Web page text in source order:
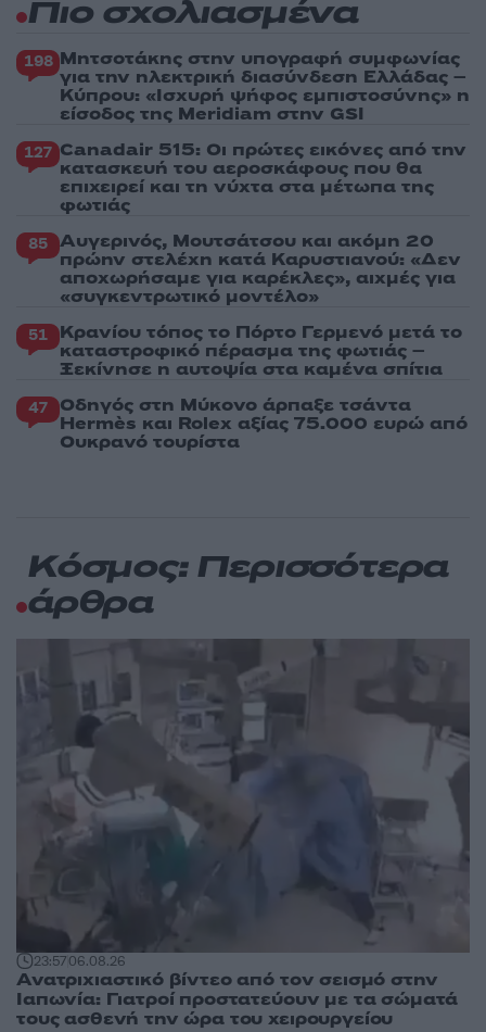
Πιο σχολιασμένα
198 Μητσοτάκης στην υπογραφή συμφωνίας
για την ηλεκτρική διασύνδεση Ελλάδας –
Κύπρου: «Ισχυρή ψήφος εμπιστοσύνης» η
είσοδος της Meridiam στην GSI
127 Canadair 515: Οι πρώτες εικόνες από την
κατασκευή του αεροσκάφους που θα
επιχειρεί και τη νύχτα στα μέτωπα της
φωτιάς
85 Αυγερινός, Μουτσάτσου και ακόμη 20
πρώην στελέχη κατά Καρυστιανού: «Δεν
αποχωρήσαμε για καρέκλες», αιχμές για
«συγκεντρωτικό μοντέλο»
51 Κρανίου τόπος το Πόρτο Γερμενό μετά το
καταστροφικό πέρασμα της φωτιάς –
Ξεκίνησε η αυτοψία στα καμένα σπίτια
47 Οδηγός στη Μύκονο άρπαξε τσάντα
Hermès και Rolex αξίας 75.000 ευρώ από
Ουκρανό τουρίστα
Κόσμος: Περισσότερα
άρθρα
23:5706.08.26
Ανατριχιαστικό βίντεο από τον σεισμό στην
Ιαπωνία: Γιατροί προστατεύουν με τα σώματά
τους ασθενή την ώρα του χειρουργείου